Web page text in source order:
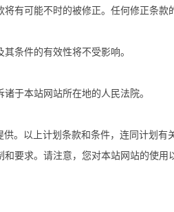
有可能不时的被修正。任何修正条款
条件的有效性将不受影响。
于本站网站所在地的人民法院。
。以上计划条款和条件，连同计划
要求。请注意，您对本站网站的使用